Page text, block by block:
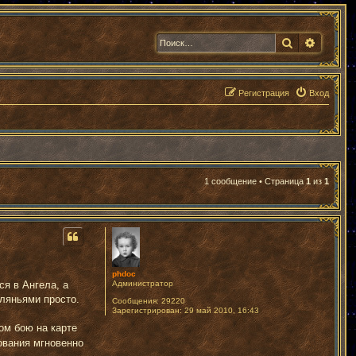
Поиск
Вход
Регистрация
1 сообщение • Страница 1из1
phdoc
Администратор
Сообщения: 29220
Зарегистрирован: 29 май 2010, 16:43
в Ангела, а
просто.
бою на карте
мгновенно